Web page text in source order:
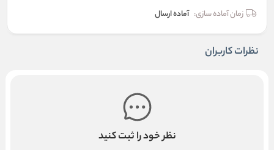
زمان آماده سازی: آماده ارسال
نظرات کاربران
نظر خود را ثبت کنید